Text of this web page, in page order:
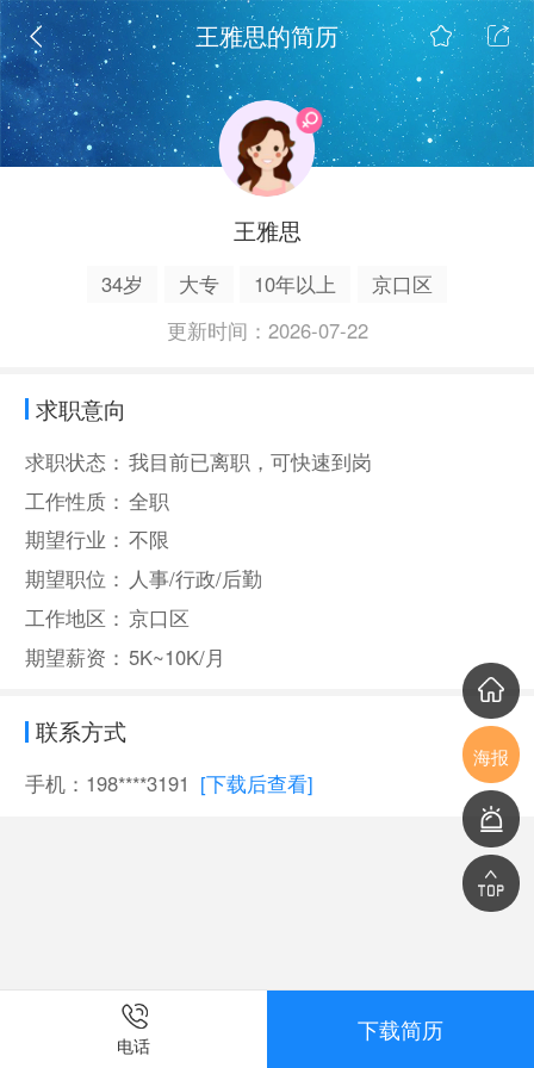
王雅思的简历
王雅思
34岁 大专 10年以上
京口区
更新时间：2026-07-22
求职意向
求职状态： 我目前已离职，可快速到岗
工作性质： 全职
期望行业： 不限
期望职位： 人事/行政/后勤
工作地区： 京口区
期望薪资： 5K~10K/月
联系方式
手机：198****3191 [下载后查看]
电话
下载简历
海报